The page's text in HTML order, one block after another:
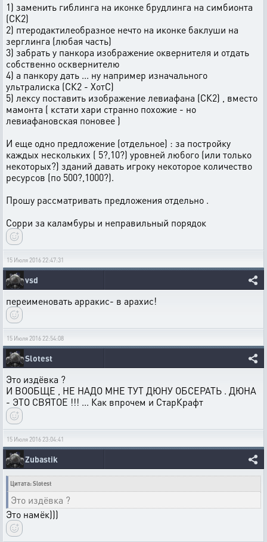
1) заменить гиблинга на иконке брудлинга на симбионта
(СК2)
2) птеродактилеобразное нечто на иконке баклуши на
зерглинга (любая часть)
3) забрать у панкора изображение оквернителя и отдать
собственно осквернителю
4) а панкору дать ... ну например изначального
ультралиска (СК2 - ХотС)
5) лексу поставить изображение левиафана (СК2) , вместо
мамонта ( кстати хари странно похожие - но
левиафановская поновее )
И еще одно предложение (отдельное) : за постройку
каждых нескольких ( 5?,10?) уровней любого (или только
некоторых?) зданий давать игроку некоторое количество
ресурсов (по 500?,1000?).
Прошу рассматривать предложения отдельно .
Сорри за каламбуры и неправильный порядок
15 Июля 2016 22:47:31
vsd
переименовать арракис- в арахис!
15 Июля 2016 22:54:08
Slotest
Это издёвка ?
И ВООБЩЕ , НЕ НАДО МНЕ ТУТ ДЮНУ ОБСЕРАТЬ . ДЮНА
- ЭТО СВЯТОЕ !!! ... Как впрочем и СтарКрафт
15 Июля 2016 23:04:41
Zubastik
Цитата: Slotest
Это издёвка ?
Это намёк)))